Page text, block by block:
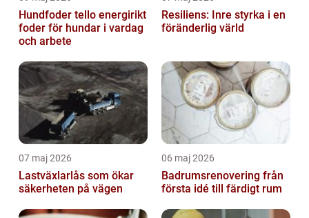
Hundfoder tello energirikt
foder för hundar i vardag
och arbete
Resiliens: Inre styrka i en
föränderlig värld
07 maj 2026
Lastväxlarlås som ökar
säkerheten på vägen
06 maj 2026
Badrumsrenovering från
första idé till färdigt rum